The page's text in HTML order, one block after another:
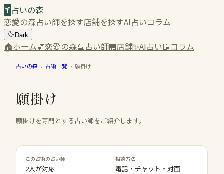
占いの森
恋愛の森占い師を探す店舗を探すAI占いコラム
Dark
🏠ホーム💕恋愛の森🔮占い師🏪店舗✨AI占い📝コラム
占いの森 › 占術一覧 › 願掛け
願掛け
願掛けを専門とする占い師をご紹介します。
この占術の占い師
2人が対応
相談方法
電話・チャット・対面